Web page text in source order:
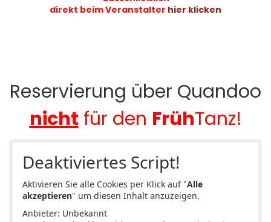
direkt beim Veranstalter hier klicken
Reservierung über Quandoo
nichtfür den FrühTanz!
Deaktiviertes Script!
Aktivieren Sie alle Cookies per Klick auf "Alle
akzeptieren" um diesen Inhalt anzuzeigen.
Anbieter: Unbekannt